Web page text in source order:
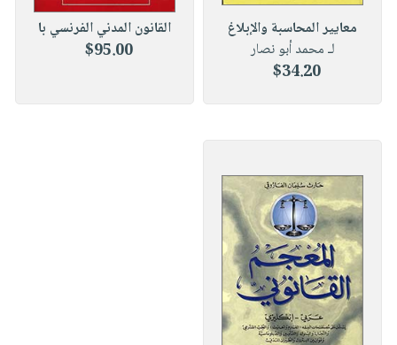
معايير المحاسبة والإبلاغ
لـ محمد أبو نصار
$34.20
القانون المدني الفرنسي با
$95.00